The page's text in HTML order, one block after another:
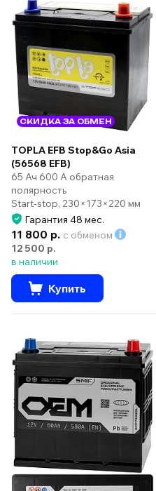
СКИДКА ЗА ОБМЕН
TOPLA EFB Stop&Go Asia
(56568 EFB)
65 Ач 600 А обратная
полярность
Start-stop, 230×173×220 мм
Гарантия 48 мес.
11 800 р. с обменом
12 500 р.
в наличии
Купить